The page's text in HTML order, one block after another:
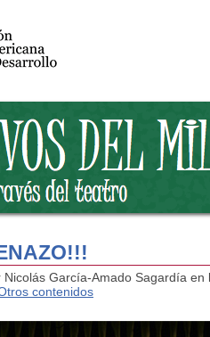
Nicolás García-Amado Sagardía en
contenidos